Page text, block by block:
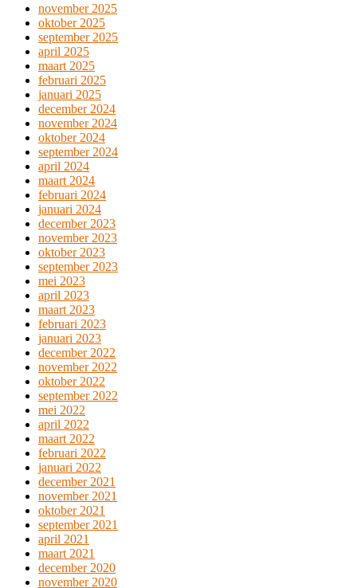
november 2025
oktober 2025
september 2025
april 2025
maart 2025
februari 2025
januari 2025
december 2024
november 2024
oktober 2024
september 2024
april 2024
maart 2024
februari 2024
januari 2024
december 2023
november 2023
oktober 2023
september 2023
mei 2023
april 2023
maart 2023
februari 2023
januari 2023
december 2022
november 2022
oktober 2022
september 2022
mei 2022
april 2022
maart 2022
februari 2022
januari 2022
december 2021
november 2021
oktober 2021
september 2021
april 2021
maart 2021
december 2020
november 2020